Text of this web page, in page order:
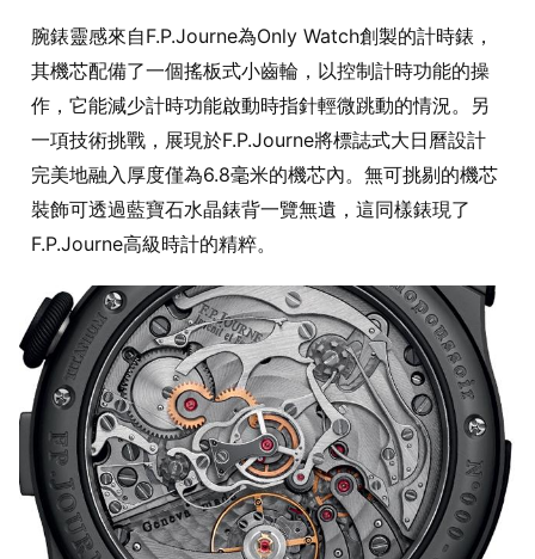
腕錶靈感來自F.P.Journe為Only Watch創製的計時錶，
其機芯配備了一個搖板式小齒輪，以控制計時功能的操
作，它能減少計時功能啟動時指針輕微跳動的情況。另
一項技術挑戰，展現於F.P.Journe將標誌式大日曆設計
完美地融入厚度僅為6.8毫米的機芯內。無可挑剔的機芯
裝飾可透過藍寶石水晶錶背一覽無遺，這同樣錶現了
F.P.Journe高級時計的精粹。